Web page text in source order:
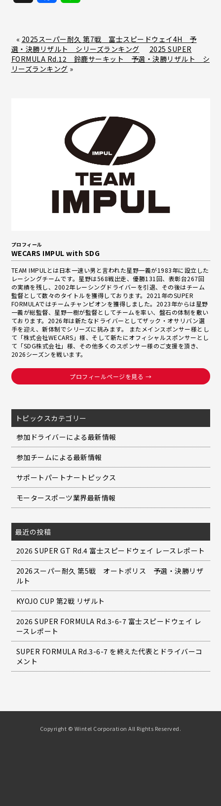
e
b
e
« 2025スーパー耐久 第7戦 富士スピードウェイ4H 予
選・決勝リザルト シリーズランキング
2025 SUPER
FORMULA Rd.12 鈴鹿サーキット 予選・決勝リザルト シ
リーズランキング »
プロフィール
WECARS IMPUL with SDG
TEAM IMPULとは日本一速い男と言われた星野一義が1983年に設立した
レーシングチームです。星野は568戦出走、優勝131回、表彰台267回
の実績を残し、2002年レーシングドライバーを引退、その後はチーム
監督として数々のタイトルを獲得しております。2021年のSUPER
FORMULAではチームチャンピオンを獲得しました。2023年からは星野
一義が総監督、星野一樹が監督としてチームを率い、盤石の体制を敷い
ております。2026年は新たなドライバーとしてザック・オサリバン選
手を迎え、新体制でシリーズに挑みます。 またメインスポンサー様とし
て「株式会社WECARS」様、そして新たにオフィシャルスポンサーとし
て「SDG株式会社」様、その他多くのスポンサー様のご支援を頂き、
2026シーズンを戦います。
プロフィールページを見る →
トピックスカテゴリー
参加ドライバーによる最新情報
参加チームによる最新情報
サポートパートナートピックス
モータースポーツ業界最新情報
最近の投稿
2026 SUPER GT Rd.4 富士スピードウェイ レースレポート
2026スーパー耐久 第5戦 オートポリス 予選・決勝リザ
ルト
KYOJO CUP 第2戦 リザルト
2026 SUPER FORMULA Rd.3-6-7 富士スピードウェイ レ
ースレポート
SUPER FORMULA Rd.3-6-7 を終えた代表とドライバーコ
メント
Copyright © Wintel Corporation All Rights Reserved.